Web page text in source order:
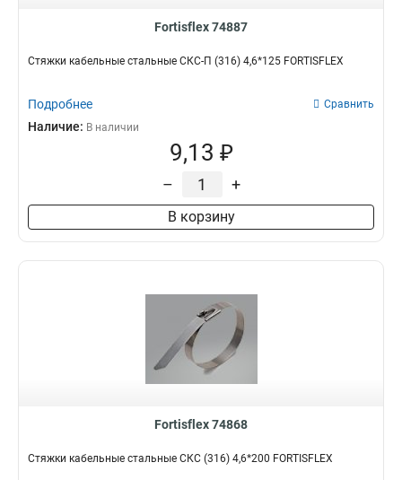
Fortisflex 74887
Стяжки кабельные стальные СКС-П (316) 4,6*125 FORTISFLEX
Подробнее Сравнить
Наличие: В наличии
9,13 ₽
– +
В корзину
Fortisflex 74868
Стяжки кабельные стальные СКС (316) 4,6*200 FORTISFLEX